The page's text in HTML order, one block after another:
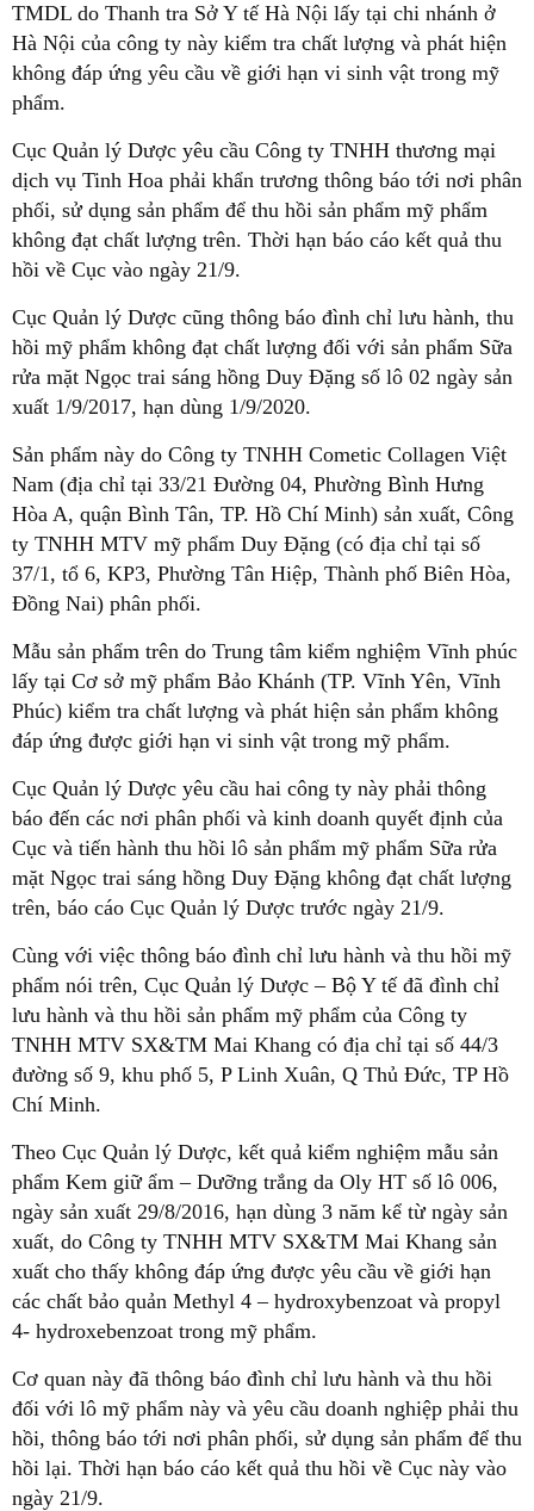
TMDL do Thanh tra Sở Y tế Hà Nội lấy tại chi nhánh ở
Hà Nội của công ty này kiểm tra chất lượng và phát hiện
không đáp ứng yêu cầu về giới hạn vi sinh vật trong mỹ
phẩm.
Cục Quản lý Dược yêu cầu Công ty TNHH thương mại
dịch vụ Tinh Hoa phải khẩn trương thông báo tới nơi phân
phối, sử dụng sản phẩm để thu hồi sản phẩm mỹ phẩm
không đạt chất lượng trên. Thời hạn báo cáo kết quả thu
hồi về Cục vào ngày 21/9.
Cục Quản lý Dược cũng thông báo đình chỉ lưu hành, thu
hồi mỹ phẩm không đạt chất lượng đối với sản phẩm Sữa
rửa mặt Ngọc trai sáng hồng Duy Đặng số lô 02 ngày sản
xuất 1/9/2017, hạn dùng 1/9/2020.
Sản phẩm này do Công ty TNHH Cometic Collagen Việt
Nam (địa chỉ tại 33/21 Đường 04, Phường Bình Hưng
Hòa A, quận Bình Tân, TP. Hồ Chí Minh) sản xuất, Công
ty TNHH MTV mỹ phẩm Duy Đặng (có địa chỉ tại số
37/1, tổ 6, KP3, Phường Tân Hiệp, Thành phố Biên Hòa,
Đồng Nai) phân phối.
Mẫu sản phẩm trên do Trung tâm kiểm nghiệm Vĩnh phúc
lấy tại Cơ sở mỹ phẩm Bảo Khánh (TP. Vĩnh Yên, Vĩnh
Phúc) kiểm tra chất lượng và phát hiện sản phẩm không
đáp ứng được giới hạn vi sinh vật trong mỹ phẩm.
Cục Quản lý Dược yêu cầu hai công ty này phải thông
báo đến các nơi phân phối và kinh doanh quyết định của
Cục và tiến hành thu hồi lô sản phẩm mỹ phẩm Sữa rửa
mặt Ngọc trai sáng hồng Duy Đặng không đạt chất lượng
trên, báo cáo Cục Quản lý Dược trước ngày 21/9.
Cùng với việc thông báo đình chỉ lưu hành và thu hồi mỹ
phẩm nói trên, Cục Quản lý Dược – Bộ Y tế đã đình chỉ
lưu hành và thu hồi sản phẩm mỹ phẩm của Công ty
TNHH MTV SX&TM Mai Khang có địa chỉ tại số 44/3
đường số 9, khu phố 5, P Linh Xuân, Q Thủ Đức, TP Hồ
Chí Minh.
Theo Cục Quản lý Dược, kết quả kiểm nghiệm mẫu sản
phẩm Kem giữ ẩm – Dưỡng trắng da Oly HT số lô 006,
ngày sản xuất 29/8/2016, hạn dùng 3 năm kể từ ngày sản
xuất, do Công ty TNHH MTV SX&TM Mai Khang sản
xuất cho thấy không đáp ứng được yêu cầu về giới hạn
các chất bảo quản Methyl 4 – hydroxybenzoat và propyl
4- hydroxebenzoat trong mỹ phẩm.
Cơ quan này đã thông báo đình chỉ lưu hành và thu hồi
đối với lô mỹ phẩm này và yêu cầu doanh nghiệp phải thu
hồi, thông báo tới nơi phân phối, sử dụng sản phẩm để thu
hồi lại. Thời hạn báo cáo kết quả thu hồi về Cục này vào
ngày 21/9.